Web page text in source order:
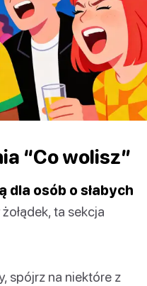
“Co wolisz”
dla osób o słabych
ta sekcja
spójrz na niektóre z